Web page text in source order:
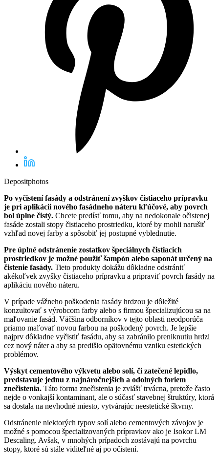
Depositphotos
Po vyčistení fasády a odstránení zvyškov čistiaceho prípravku
je pri aplikácii nového fasádneho náteru kľúčové, aby povrch
bol úplne čistý. Chcete predísť tomu, aby na nedokonale očistenej
fasáde zostali stopy čistiaceho prostriedku, ktoré by mohli narušiť
vzhľad novej farby a spôsobiť jej postupné vyblednutie.
Pre úplné odstránenie zostatkov špeciálnych čistiacich
prostriedkov je možné použiť šampón alebo saponát určený na
čistenie fasády. Tieto produkty dokážu dôkladne odstrániť
akékoľvek zvyšky čistiaceho prípravku a pripraviť povrch fasády na
aplikáciu nového náteru.
V prípade vážneho poškodenia fasády hrdzou je dôležité
konzultovať s výrobcom farby alebo s firmou špecializujúcou sa na
maľovanie fasád. Väčšina odborníkov v tejto oblasti neodporúča
priamo maľovať novou farbou na poškodený povrch. Je lepšie
najprv dôkladne vyčistiť fasádu, aby sa zabránilo preniknutiu hrdzi
cez nový náter a aby sa predišlo opätovnému vzniku estetických
problémov.
Výskyt cementového výkvetu alebo solí, či zatečené lepidlo,
predstavuje jednu z najnáročnejších a odolných foriem
znečistenia. Táto forma znečistenia je zvlášť trvácna, pretože často
nejde o vonkajší kontaminant, ale o súčasť stavebnej štruktúry, ktorá
sa dostala na nevhodné miesto, vytvárajúc neestetické škvrny.
Odstránenie niektorých typov solí alebo cementových závojov je
možné s pomocou špecializovaných prípravkov ako je Isokor LM
Descaling. Avšak, v mnohých prípadoch zostávajú na povrchu
stopy, ktoré sú stále viditeľné aj po očistení.